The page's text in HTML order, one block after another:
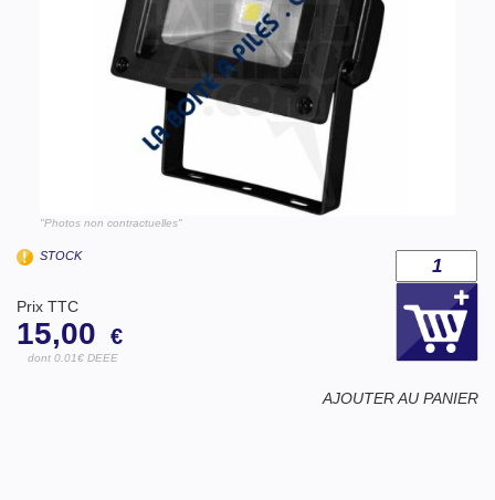
"Photos non contractuelles"
STOCK
Prix TTC
15,00 €
dont 0.01€ DEEE
AJOUTER AU PANIER